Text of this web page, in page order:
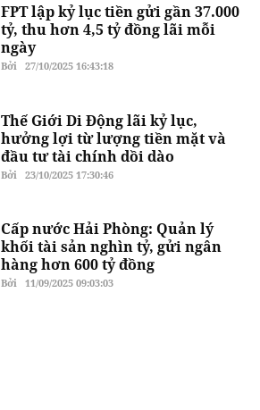
FPT lập kỷ lục tiền gửi gần 37.000
tỷ, thu hơn 4,5 tỷ đồng lãi mỗi
ngày
Bởi 27/10/2025 16:43:18
Thế Giới Di Động lãi kỷ lục,
hưởng lợi từ lượng tiền mặt và
đầu tư tài chính dồi dào
Bởi 23/10/2025 17:30:46
Cấp nước Hải Phòng: Quản lý
khối tài sản nghìn tỷ, gửi ngân
hàng hơn 600 tỷ đồng
Bởi 11/09/2025 09:03:03